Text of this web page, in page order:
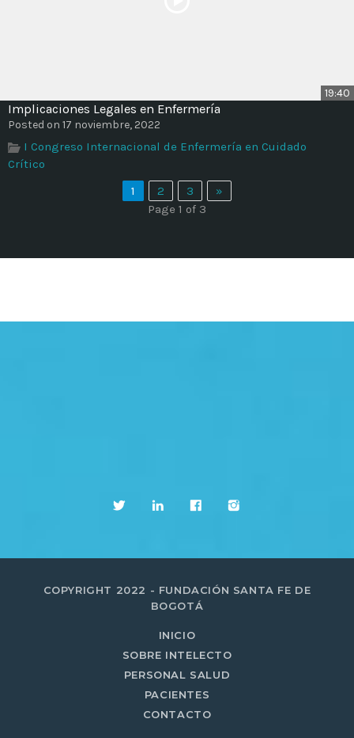
19:40
Implicaciones Legales en Enfermería
Posted on 17 noviembre, 2022
I Congreso Internacional de Enfermería en Cuidado
Crítico
1
2 3
»
Page 1 of 3
COPYRIGHT 2022 - FUNDACIÓN SANTA FE DE
BOGOTÁ
INICIO
SOBRE INTELECTO
PERSONAL SALUD
PACIENTES
CONTACTO